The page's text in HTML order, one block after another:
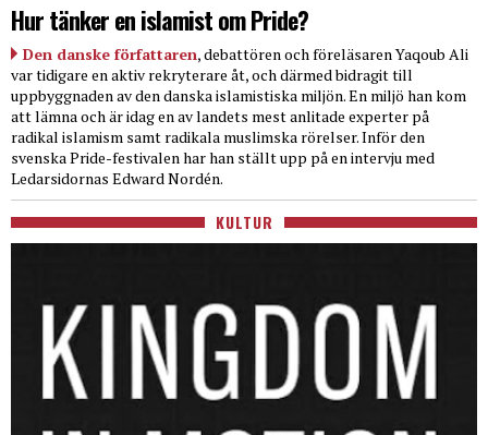
Hur tänker en islamist om Pride?
Den danske författaren, debattören och föreläsaren Yaqoub Ali
var tidigare en aktiv rekryterare åt, och därmed bidragit till
uppbyggnaden av den danska islamistiska miljön. En miljö han kom
att lämna och är idag en av landets mest anlitade experter på
radikal islamism samt radikala muslimska rörelser. Inför den
svenska Pride-festivalen har han ställt upp på en intervju med
Ledarsidornas Edward Nordén.
KULTUR